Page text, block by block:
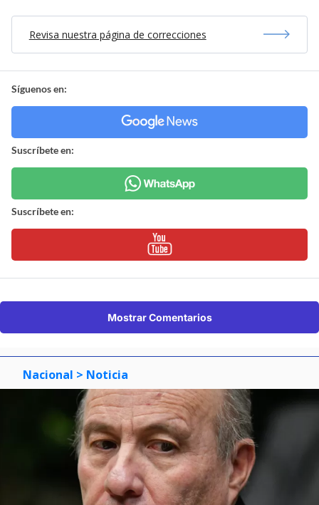
Revisa nuestra página de correcciones
Síguenos en:
Suscríbete en:
Suscríbete en:
Mostrar Comentarios
Nacional > Noticia